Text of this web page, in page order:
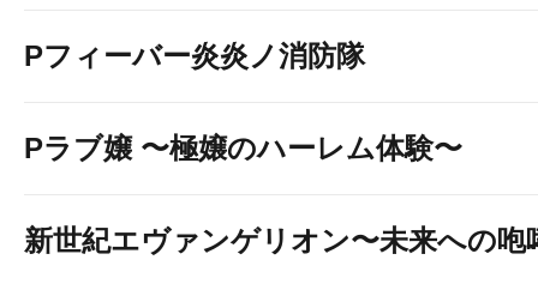
Pフィーバー炎炎ノ消防隊
Pラブ嬢 〜極嬢のハーレム体験〜
新世紀エヴァンゲリオン〜未来への咆